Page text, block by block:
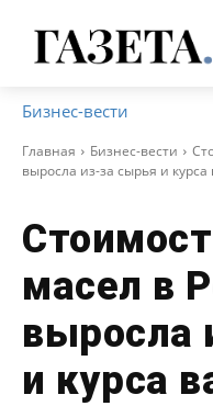
Бизнес-вести
Главная Бизнес-вести
выросла из-за сырья и
масел в
выросла
и курса